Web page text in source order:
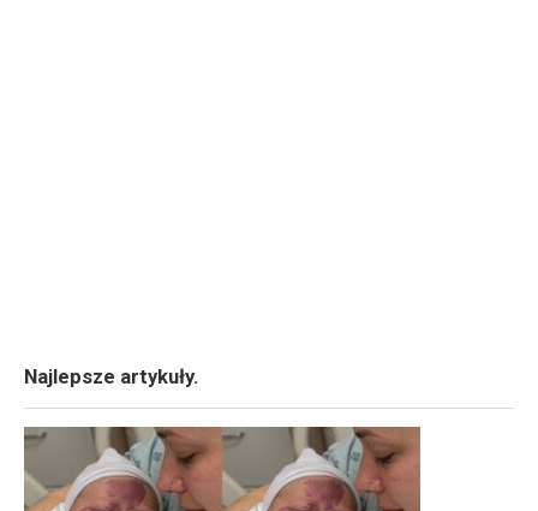
Najlepsze artykuły.